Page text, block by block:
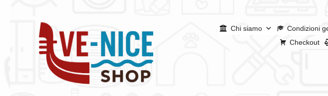
alla
navigazione
contenuto
Chi siamo Condizioni
Checkout